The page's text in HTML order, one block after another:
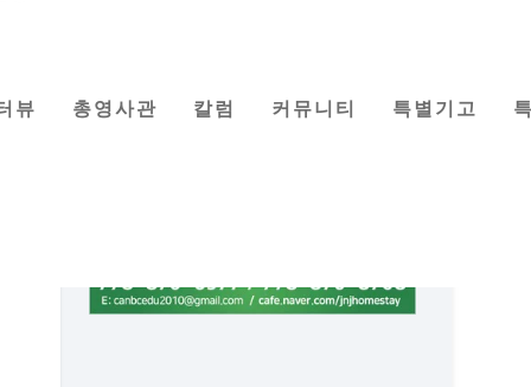
뷰 총영사관 칼럼 커뮤니티 특별기고